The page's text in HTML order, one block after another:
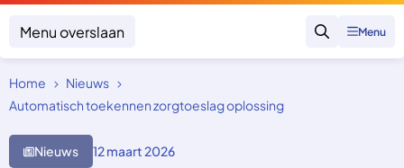
Menu overslaan
Zoeken
Menu
Klacht indienen
Onderwerpen
Home
Nieuws
Automatisch toekennen zorgtoeslag oplossing
Nieuws 12 maart 2026